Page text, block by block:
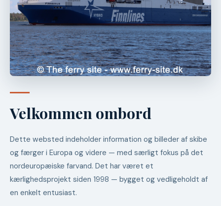
Velkommen ombord
Dette websted indeholder information og billeder af skibe
og færger i Europa og videre — med særligt fokus på det
nordeuropæiske farvand. Det har været et
kærlighedsprojekt siden 1998 — bygget og vedligeholdt af
en enkelt entusiast.